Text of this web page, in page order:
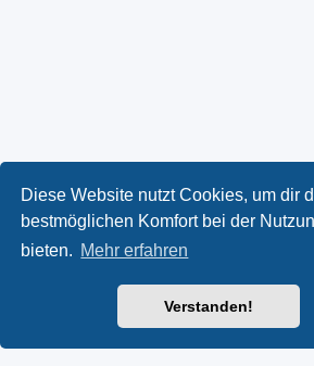
Diese Website nutzt Cookies, um dir
bestmöglichen Komfort bei der
bieten. Mehr erfahren
Verstanden!